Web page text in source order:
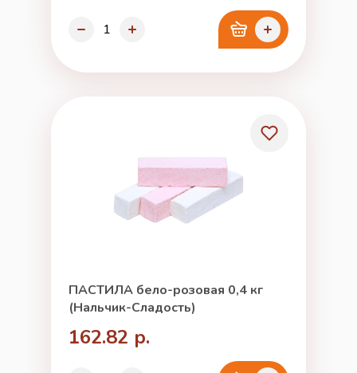
ПАСТИЛА бело-розовая 0,4 кг
(Нальчик-Сладость)
162.82 р.